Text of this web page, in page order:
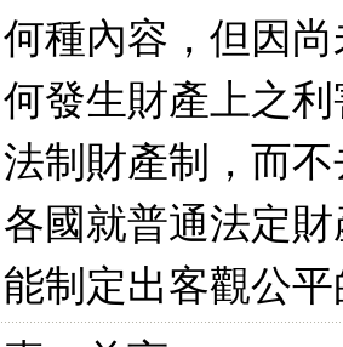
何種內容，但因
何發生財產上之
法制財產制，而
各國就普通法定
能制定出客觀公